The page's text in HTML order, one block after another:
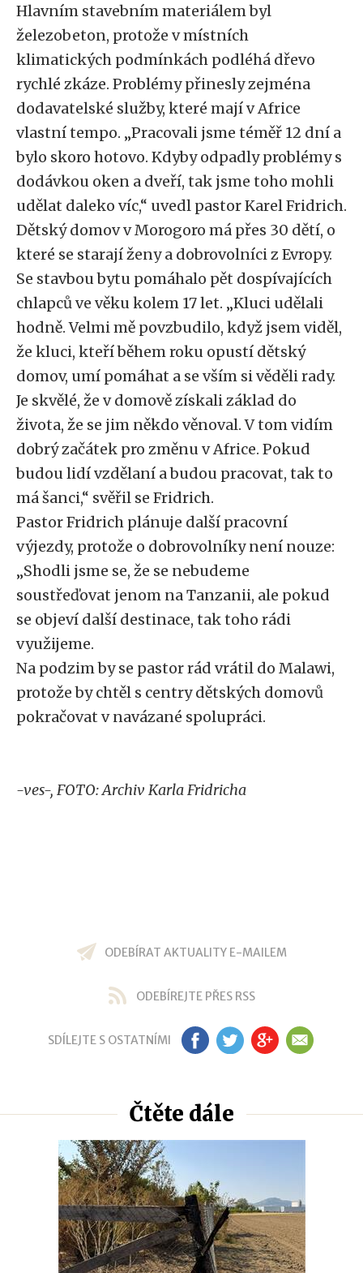
Hlavním stavebním materiálem byl
železobeton, protože v místních
klimatických podmínkách podléhá dřevo
rychlé zkáze. Problémy přinesly zejména
dodavatelské služby, které mají v Africe
vlastní tempo. „Pracovali jsme téměř 12 dní a
bylo skoro hotovo. Kdyby odpadly problémy s
dodávkou oken a dveří, tak jsme toho mohli
udělat daleko víc,“ uvedl pastor Karel Fridrich.
Dětský domov v Morogoro má přes 30 dětí, o
které se starají ženy a dobrovolníci z Evropy.
Se stavbou bytu pomáhalo pět dospívajících
chlapců ve věku kolem 17 let. „Kluci udělali
hodně. Velmi mě povzbudilo, když jsem viděl,
že kluci, kteří během roku opustí dětský
domov, umí pomáhat a se vším si věděli rady.
Je skvělé, že v domově získali základ do
života, že se jim někdo věnoval. V tom vidím
dobrý začátek pro změnu v Africe. Pokud
budou lidí vzdělaní a budou pracovat, tak to
má šanci,“ svěřil se Fridrich.
Pastor Fridrich plánuje další pracovní
výjezdy, protože o dobrovolníky není nouze:
„Shodli jsme se, že se nebudeme
soustřeďovat jenom na Tanzanii, ale pokud
se objeví další destinace, tak toho rádi
využijeme.
Na podzim by se pastor rád vrátil do Malawi,
protože by chtěl s centry dětských domovů
pokračovat v navázané spolupráci.
-ves-, FOTO: Archiv Karla Fridricha
ODEBÍRAT AKTUALITY E-MAILEM
ODEBÍREJTE PŘES RSS
SDÍLEJTE S OSTATNÍMI FB TW GP EM
Čtěte dále